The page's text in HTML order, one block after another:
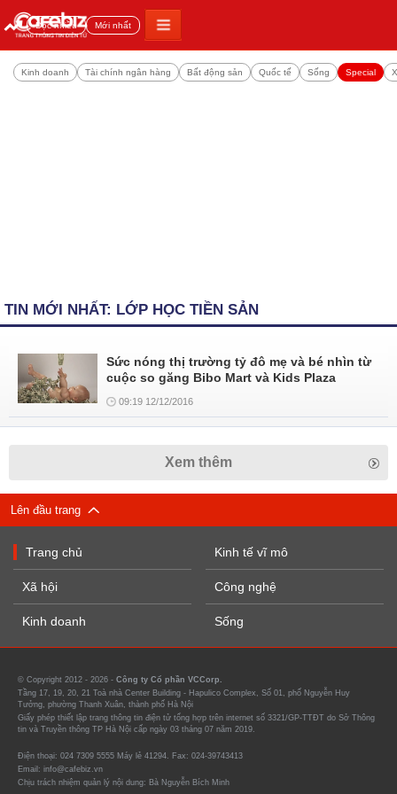
Đọc nhiều Mới nhất
Kinh doanh Tài chính ngân hàng Bất động sản Quốc tế Sống Special
TIN MỚI NHẤT: LỚP HỌC TIỀN SẢN
Sức nóng thị trường tỷ đô mẹ và bé nhìn từ
cuộc so găng Bibo Mart và Kids Plaza
09:19 12/12/2016
Xem thêm
Lên đầu trang
Trang chủ
Xã hội
Kinh doanh
Kinh tế vĩ mô
Công nghệ
Sống
© Copyright 2012 - 2026 - Công ty Cổ phần VCCorp.
Tầng 17, 19, 20, 21 Toà nhà Center Building - Hapulico Complex, Số 01, phố Nguyễn Huy
Tưởng, phường Thanh Xuân, thành phố Hà Nội
Giấy phép thiết lập trang thông tin điện tử tổng hợp trên internet số 3321/GP-TTĐT do Sở Thông
tin và Truyền thông TP Hà Nội cấp ngày 03 tháng 07 năm 2019.
Điện thoại: 024 7309 5555 Máy lẻ 41294. Fax: 024-39743413
Email: info@cafebiz.vn
Chịu trách nhiệm quản lý nội dung: Bà Nguyễn Bích Minh